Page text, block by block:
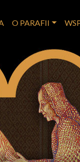
O PARAFII